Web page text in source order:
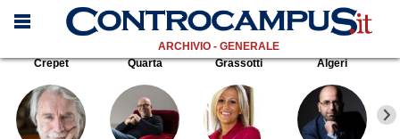
ARCHIVIO - GENERALE
Crepet
Quarta Grassotti Algeri